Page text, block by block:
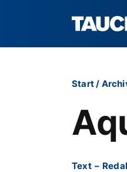
Start/
Text –